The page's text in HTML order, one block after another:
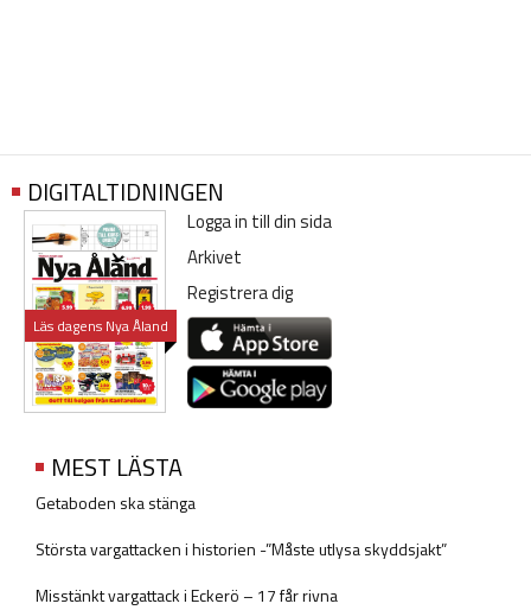
DIGITALTIDNINGEN
Läs dagens Nya Åland
Logga in till din sida
Arkivet
Registrera dig
MEST LÄSTA
Getaboden ska stänga
Största vargattacken i historien -”Måste utlysa skyddsjakt”
Misstänkt vargattack i Eckerö – 17 får rivna